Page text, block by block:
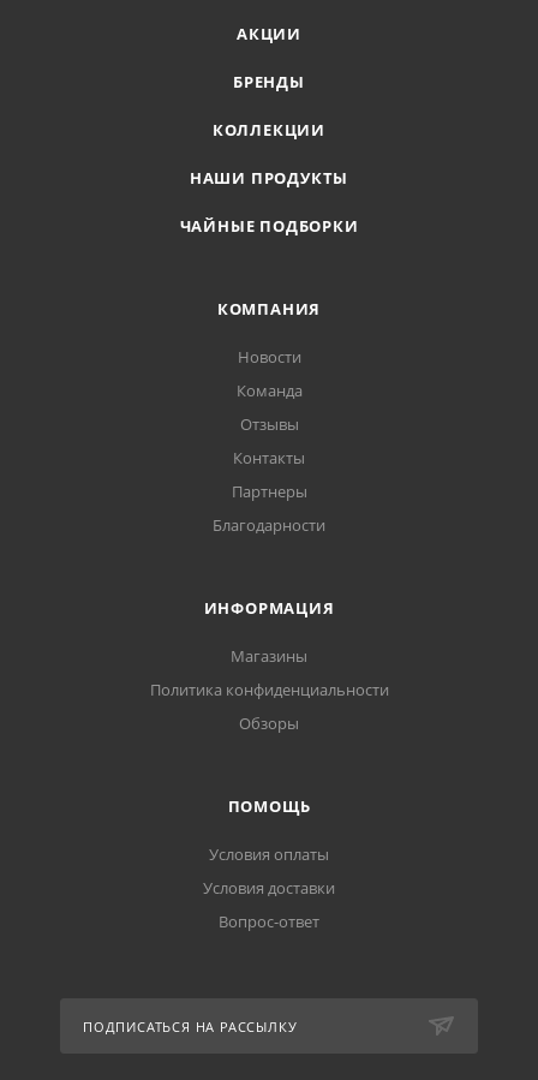
АКЦИИ
БРЕНДЫ
КОЛЛЕКЦИИ
НАШИ ПРОДУКТЫ
ЧАЙНЫЕ ПОДБОРКИ
КОМПАНИЯ
Новости
Команда
Отзывы
Контакты
Партнеры
Благодарности
ИНФОРМАЦИЯ
Магазины
Политика конфиденциальности
Обзоры
ПОМОЩЬ
Условия оплаты
Условия доставки
Вопрос-ответ
ПОДПИСАТЬСЯ НА РАССЫЛКУ